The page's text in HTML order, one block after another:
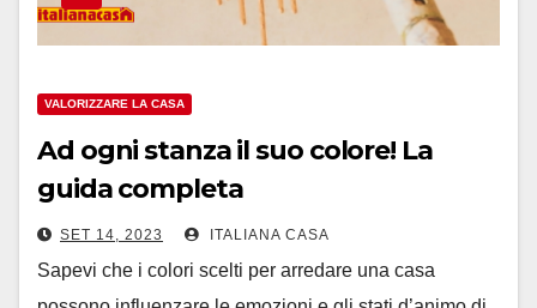
VALORIZZARE LA CASA
Ad ogni stanza il suo colore! La
guida completa
SET 14, 2023 ITALIANA CASA
Sapevi che i colori scelti per arredare una casa